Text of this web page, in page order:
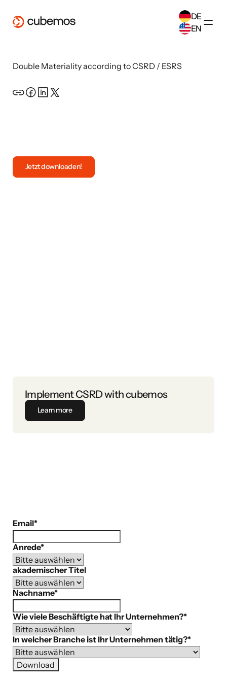
DE
EN
German(DE)
Double Materiality according to CSRD / ESRS
Jetzt downloaden!
Implement CSRD with cubemos
Learn more
Email*
Anrede*
akademischer Titel
Nachname*
Wie viele Beschäftigte hat Ihr Unternehmen?*
In welcher Branche ist Ihr Unternehmen tätig?*